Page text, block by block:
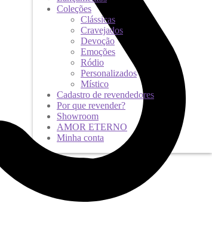
Coleções
Clássicas
Cravejados
Devoção
Emoções
Ródio
Personalizados
Místico
Cadastro de revendedores
Por que revender?
Showroom
AMOR ETERNO
Minha conta